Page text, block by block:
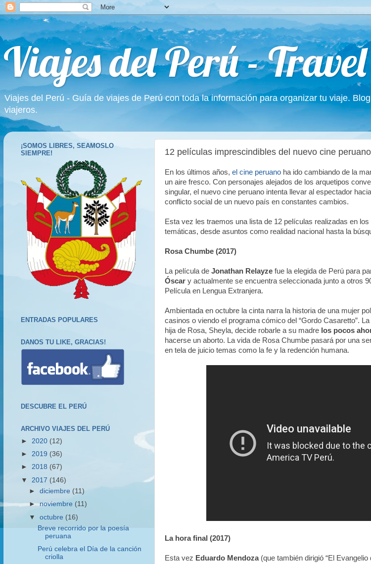
Viajes del Perú -
Viajes del Perú - Guía de viajes de Perú con toda la información para organizar tu viaje.
viajeros.
12 películas imprescindibles del nuevo cine peruano
En los últimos años, el cine peruano ha ido cambiando de la
un aire fresco. Con personajes alejados de los arquetipos
singular, el nuevo cine peruano intenta llevar al espectador
conflicto social de un nuevo país en constantes cambios.
Esta vez les traemos una lista de 12 películas realizadas en
temáticas, desde asuntos como realidad nacional hasta la
Rosa Chumbe (2017)
La película de Jonathan Relayze fue la elegida de Perú para
Óscar y actualmente se encuentra seleccionada junto a otros
Película en Lengua Extranjera.
Ambientada en octubre la cinta narra la historia de una mujer
casinos o viendo el programa cómico del “Gordo Casaretto”.
hija de Rosa, Sheyla, decide robarle a su madre los pocos
hacerse un aborto. La vida de Rosa Chumbe pasará por una
en tela de juicio temas como la fe y la redención humana.
La hora final (2017)
Esta vez Eduardo Mendoza(que también dirigió “El
¡SOMOS LIBRES, SEAMOSLO
SIEMPRE!
ENTRADAS POPULARES
DANOS TU LIKE, GRACIAS!
DESCUBRE EL PERÚ
ARCHIVO VIAJES DEL PERÚ
► 2020 (12)
► 2019 (36)
► 2018 (67)
▼ 2017 (146)
►diciembre (11)
►noviembre (11)
▼octubre (16)
Breve recorrido por la poesía
peruana
Perú celebra el Día de la canción
criolla